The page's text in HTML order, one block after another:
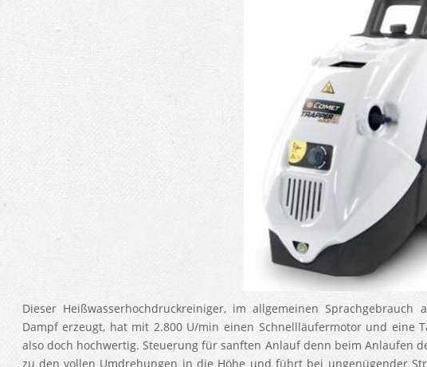
Dieser Heißwasserhochdruckreiniger, im allgemeinen
Dampf erzeugt, hat mit 2.800 U/min einen Schnellläufermotor und eine
also doch hochwertig. Steuerung für sanften Anlauf denn beim Anlaufen
zu den vollen Umdrehungen in die Höhe und führt bei ungenügender